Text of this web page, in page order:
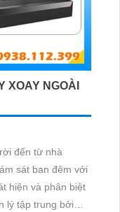
XOAY NGOÀI
đến từ nhà
sát ban đêm với
hiện và phân biệt
lý tập trung bởi